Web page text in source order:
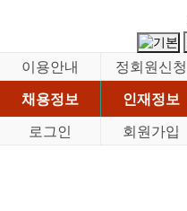
이용안내 정회원신청
채용정보
인재정보
로그인
회원가입